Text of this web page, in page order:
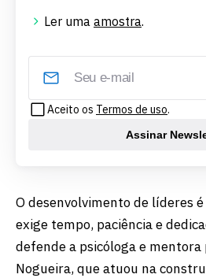
Ler uma amostra.
Aceito os Termos de uso.
Assinar
O desenvolvimento de líderes
exige tempo, paciência e
defende a psicóloga e
Nogueira, que atuou na